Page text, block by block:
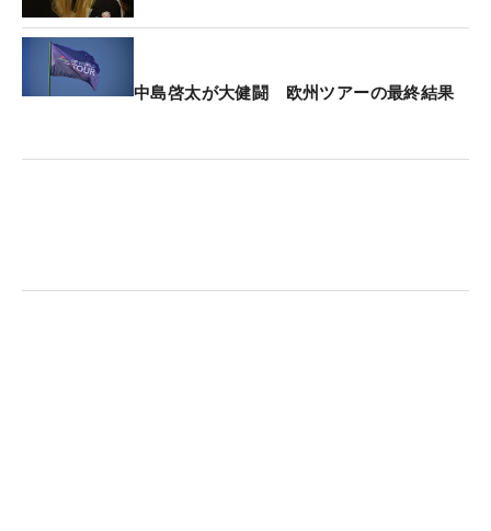
昨年は何度も優勝争いに絡みながら、タイトルをつ
かむことはできなかった。ホームタウンで挙げたこ
の2年ぶりVは、長いシーズンを戦う上で大きな推進
中島啓太が大健闘 欧州ツアーの最終結果